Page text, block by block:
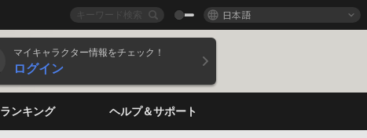
日本語
マイキャラクター情報をチェック！
ログイン
ランキング ヘルプ＆サポート